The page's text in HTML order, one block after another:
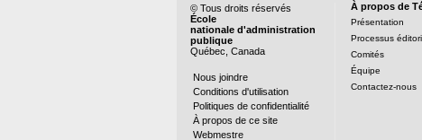
© Tous droits réservés
École
nationale d'administration
publique
Québec, Canada
Nous joindre
Conditions d'utilisation
Politiques de confidentialité
À propos de ce site
Webmestre
À propos de
Présentation
Processus
Comités
Équipe
Contactez-nous